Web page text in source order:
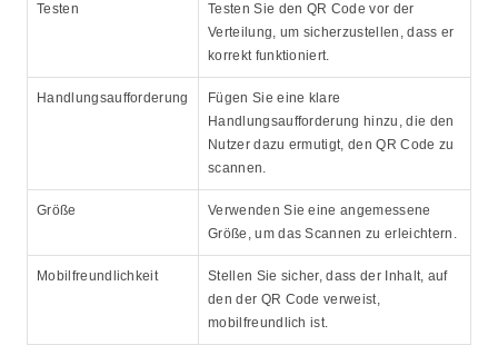
Testen
Testen Sie den QR Code vor der
Verteilung, um sicherzustellen, dass er
korrekt funktioniert.
Handlungsaufforderung
Fügen Sie eine klare
Handlungsaufforderung hinzu, die den
Nutzer dazu ermutigt, den QR Code zu
scannen.
Größe
Verwenden Sie eine angemessene
Größe, um das Scannen zu erleichtern.
Mobilfreundlichkeit
Stellen Sie sicher, dass der Inhalt, auf
den der QR Code verweist,
mobilfreundlich ist.